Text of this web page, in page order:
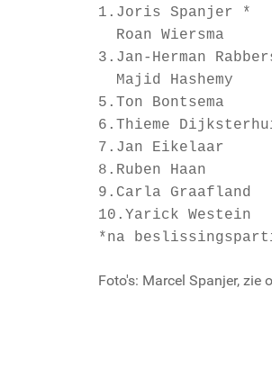
1.Joris
Roan
3.Jan-Herman
Majid
5.Ton
6.Thieme
7.Jan
8.Ruben
9.Carla
10.Yarick
*na
Foto's: Marcel Spanjer, zie